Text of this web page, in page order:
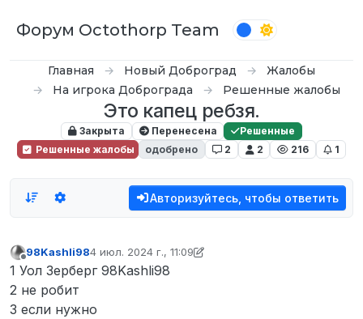
Форум Octothorp Team
Главная Новый Доброград
Жалобы
На игрока Доброграда
Решенные жалобы
Это капец ребзя.
Закрыта Перенесена
Решенные
Решенные жалобы
одобрено 2 2 216 1
Авторизуйтесь, чтобы ответить
Не в сети
98Kashli984 июл. 2024 г., 11:09
отредактировано 98Kashli98
1 Уол Зерберг 98Kashli98
2 не робит
3 если нужно